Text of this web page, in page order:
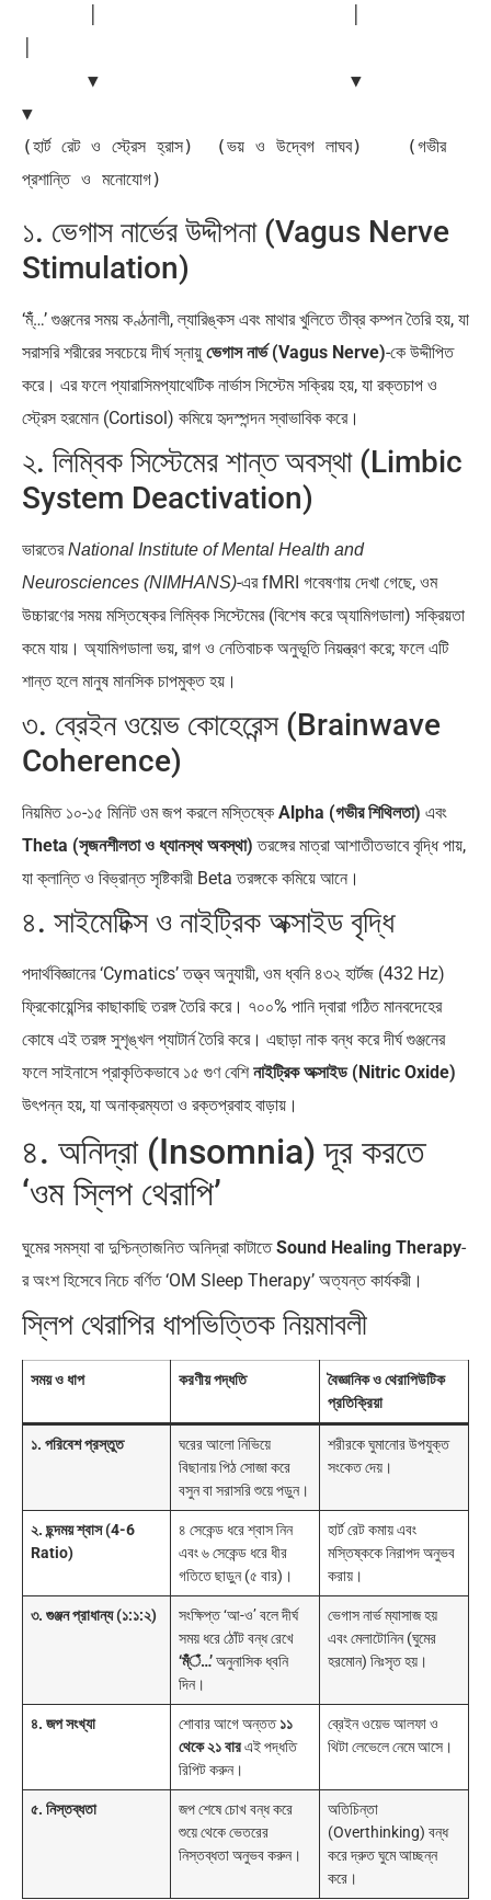
▼
(হার্ট রেট ও স্ট্রেস হ্রাস)  (ভয় ও উদ্বেগ লাঘব)    (গভীর
১. ভেগাস নার্ভের উদ্দীপনা (Vagus Nerve
Stimulation)
‘ম্ঁঁ…’ গুঞ্জনের সময় কণ্ঠনালী, ল্যারিঙ্কস এবং মাথার খুলিতে তীব্র কম্পন তৈরি হয়, যা
সরাসরি শরীরের সবচেয়ে দীর্ঘ স্নায়ু ভেগাস নার্ভ (Vagus Nerve)-কে উদ্দীপিত
করে। এর ফলে প্যারাসিমপ্যাথেটিক নার্ভাস সিস্টেম সক্রিয় হয়, যা রক্তচাপ ও
স্ট্রেস হরমোন (Cortisol) কমিয়ে হৃদস্পন্দন স্বাভাবিক করে।
২. লিম্বিক সিস্টেমের শান্ত অবস্থা (Limbic
System Deactivation)
ভারতেরNational Institute of Mental Health and
Neurosciences (NIMHANS)-এর fMRI গবেষণায় দেখা গেছে, ওম
উচ্চারণের সময় মস্তিষ্কের লিম্বিক সিস্টেমের (বিশেষ করে অ্যামিগডালা) সক্রিয়তা
কমে যায়। অ্যামিগডালা ভয়, রাগ ও নেতিবাচক অনুভূতি নিয়ন্ত্রণ করে; ফলে এটি
শান্ত হলে মানুষ মানসিক চাপমুক্ত হয়।
৩. ব্রেইন ওয়েভ কোহেরেন্স (Brainwave
Coherence)
নিয়মিত ১০-১৫ মিনিট ওম জপ করলে মস্তিষ্কে Alpha (গভীর শিথিলতা) এবং
Theta (সৃজনশীলতা ও ধ্যানস্থ অবস্থা) তরঙ্গের মাত্রা আশাতীতভাবে বৃদ্ধি পায়,
যা ক্লান্তি ও বিভ্রান্ত সৃষ্টিকারী Beta তরঙ্গকে কমিয়ে আনে।
৪. সাইমেটিক্স ও নাইট্রিক অক্সাইড বৃদ্ধি
পদার্থবিজ্ঞানের ‘Cymatics’ তত্ত্ব অনুযায়ী, ওম ধ্বনি ৪৩২ হার্টজ (432 Hz)
ফ্রিকোয়েন্সির কাছাকাছি তরঙ্গ তৈরি করে। ৭০০% পানি দ্বারা গঠিত মানবদেহের
কোষে এই তরঙ্গ সুশৃঙ্খল প্যাটার্ন তৈরি করে। এছাড়া নাক বন্ধ করে দীর্ঘ গুঞ্জনের
ফলে সাইনাসে প্রাকৃতিকভাবে ১৫ গুণ বেশিনাইট্রিক অক্সাইড (Nitric Oxide)
উৎপন্ন হয়, যা অনাক্রম্যতা ও রক্তপ্রবাহ বাড়ায়।
৪. অনিদ্রা (Insomnia) দূর করতে
‘ওম স্লিপ থেরাপি’
ঘুমের সমস্যা বা দুশ্চিন্তাজনিত অনিদ্রা কাটাতেSound Healing Therapy-
র অংশ হিসেবে নিচে বর্ণিত ‘OM Sleep Therapy’ অত্যন্ত কার্যকরী।
স্লিপ থেরাপির ধাপভিত্তিক নিয়মাবলী
সময় ও ধাপ করণীয় পদ্ধতি
বৈজ্ঞানিক ও থেরাপিউটিক
প্রতিক্রিয়া
১. পরিবেশ প্রস্তুত
ঘরের আলো নিভিয়ে
বিছানায় পিঠ সোজা করে
বসুন বা সরাসরি শুয়ে পড়ুন।
শরীরকে ঘুমানোর উপযুক্ত
সংকেত দেয়।
২. ছন্দময় শ্বাস (4-6
Ratio)
৪ সেকেন্ড ধরে শ্বাস নিন
এবং ৬ সেকেন্ড ধরে ধীর
গতিতে ছাড়ুন (৫ বার)।
হার্ট রেট কমায় এবং
মস্তিষ্ককে নিরাপদ অনুভব
করায়।
৩. গুঞ্জন প্রাধান্য (১:১:২)
সংক্ষিপ্ত ‘আ-ও’ বলে দীর্ঘ
সময় ধরে ঠোঁট বন্ধ রেখে
‘ম্ঁঁঁ…’অনুনাসিক ধ্বনি
দিন।
ভেগাস নার্ভ ম্যাসাজ হয়
এবং মেলাটোনিন (ঘুমের
হরমোন) নিঃসৃত হয়।
৪. জপ সংখ্যা শোবার আগে অন্তত১১
থেকে ২১ বারএই পদ্ধতি
রিপিট করুন।
ব্রেইন ওয়েভ আলফা ও
থিটা লেভেলে নেমে আসে।
৫. নিস্তব্ধতা
জপ শেষে চোখ বন্ধ করে
শুয়ে থেকে ভেতরের
নিস্তব্ধতা অনুভব করুন।
অতিচিন্তা
(Overthinking) বন্ধ
করে দ্রুত ঘুমে আচ্ছন্ন
করে।